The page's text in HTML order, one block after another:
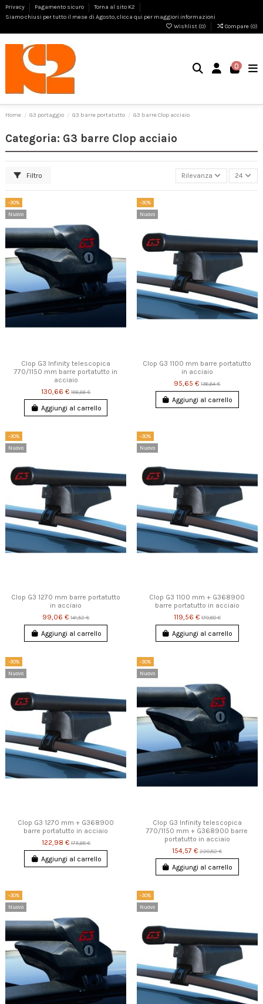
Privacy Pagamento sicuro
Torna al sito K2
Siamo chiusi per tutto il mese di Agosto, clicca qui per maggiori informazioni
Wishlist (0) Compare (0)
0
Home G3 portaggio G3 barre portatutto G3 barre Clop acciaio
Categoria: G3 barre Clop acciaio
Filtro Rilevanza 24
-30%
Nuovo
Clop G3 Infinity telescopica
770/1150 mm barre portatutto in
acciaio
130,66 €186,66 €
Aggiungi al carrello
-30%
Nuovo
Clop G3 1100 mm barre portatutto
in acciaio
95,65 €136,64 €
Aggiungi al carrello
-30%
Nuovo
Clop G3 1270 mm barre portatutto
in acciaio
99,06 €141,52 €
Aggiungi al carrello
-30%
Nuovo
Clop G3 1100 mm + G368900
barre portatutto in acciaio
119,56 €170,80 €
Aggiungi al carrello
-30%
Nuovo
Clop G3 1270 mm + G368900
barre portatutto in acciaio
122,98 €175,68 €
Aggiungi al carrello
-30%
Nuovo
Clop G3 Infinity telescopica
770/1150 mm + G368900 barre
portatutto in acciaio
154,57 €220,82 €
Aggiungi al carrello
-30%
Nuovo
-30%
Nuovo